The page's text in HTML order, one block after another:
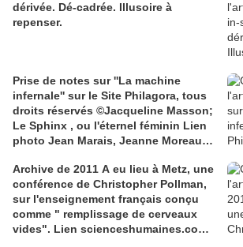
dérivée. Dé-cadrée. Illusoire à
repenser.
Prise de notes sur ''La machine
infernale'' sur le Site Philagora, tous
droits réservés ©Jacqueline Masson;
Le Sphinx , ou l'éternel féminin Lien
photo Jean Marais, Jeanne Moreau
Archive de 2011 A eu lieu à Metz, une
conférence de Christopher Pollman,
sur l'enseignement français conçu
comme " remplissage de cerveaux
vides". Lien scienceshumaines.com,